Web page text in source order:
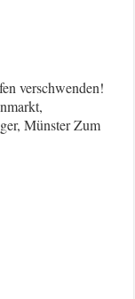
verschwenden!
Münster Zum